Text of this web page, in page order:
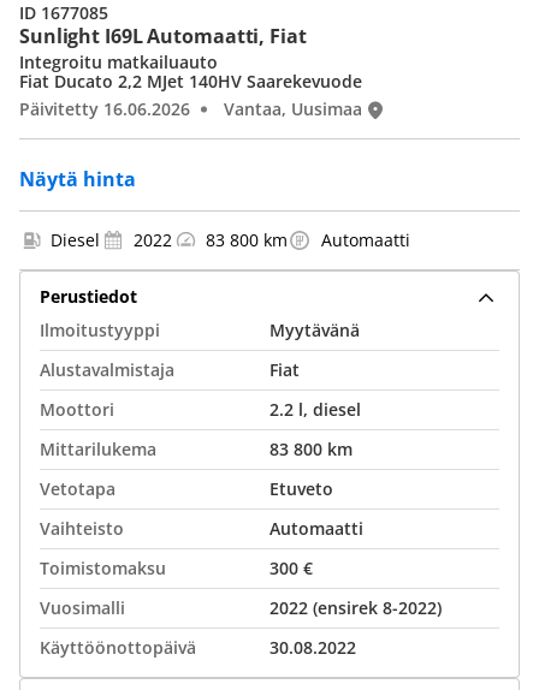
Sunlight I69L Automaatti, Fiat
Näytä hinta
Integroitu matkailuauto
Fiat Ducato 2,2 MJet 140HV Saarekevuode
Päivitetty 16.06.2026
Vantaa, Uusimaa
ID 1677085
Diesel 2022 83 800 km Automaatti
Perustiedot
Ilmoitustyyppi
Myytävänä
Alustavalmistaja
Fiat
Moottori
2.2 l, diesel
Mittarilukema
83 800 km
Vetotapa
Etuveto
Vaihteisto
Automaatti
Toimistomaksu
300 €
Vuosimalli
2022 (ensirek 8-2022)
Käyttöönottopäivä
30.08.2022